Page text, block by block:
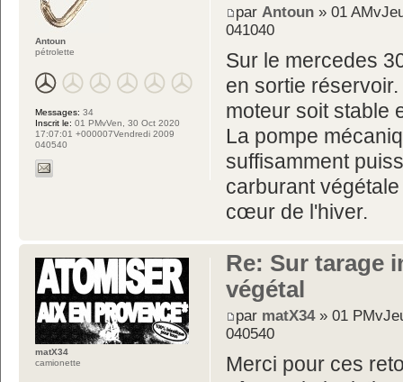
par Antoun » 01
041040
Sur le mercedes
en sortie
moteur soit stable
La pompe
suffisamment
carburant
cœur de l'hiver.
Antoun
pétrolette
Messages: 34
Inscrit le: 01 PMvVen, 30 Oct 2020
17:07:01 +000007Vendredi 2009
040540
Re: Sur tarage
végétal
par matX34» 01
040540
Merci pour ces
matX34
camionette